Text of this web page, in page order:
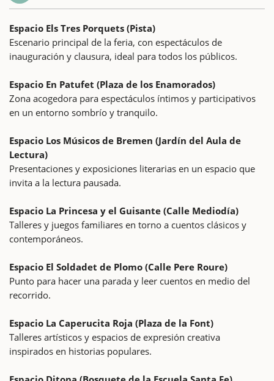
Espacio Els Tres Porquets (Pista)
Escenario principal de la feria, con espectáculos de
inauguración y clausura, ideal para todos los públicos.
Espacio En Patufet (Plaza de los Enamorados)
Zona acogedora para espectáculos íntimos y participativos
en un entorno sombrío y tranquilo.
Espacio Los Músicos de Bremen (Jardín del Aula de
Lectura)
Presentaciones y exposiciones literarias en un espacio que
invita a la lectura pausada.
Espacio La Princesa y el Guisante (Calle Mediodía)
Talleres y juegos familiares en torno a cuentos clásicos y
contemporáneos.
Espacio El Soldadet de Plomo (Calle Pere Roure)
Punto para hacer una parada y leer cuentos en medio del
recorrido.
Espacio La Caperucita Roja (Plaza de la Font)
Talleres artísticos y espacios de expresión creativa
inspirados en historias populares.